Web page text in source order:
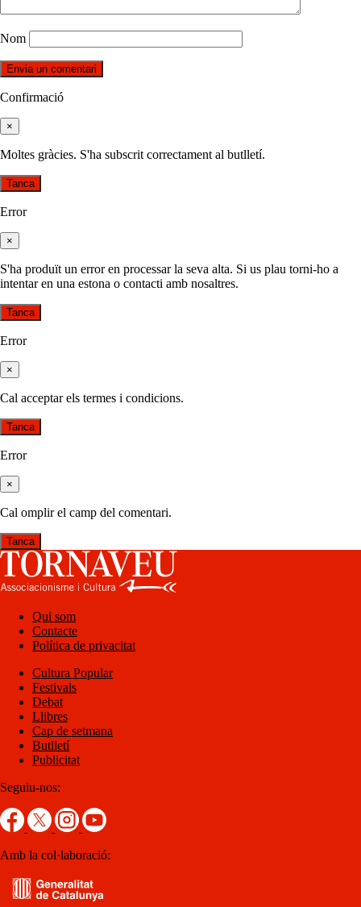
Nom
Confirmació
×
Moltes gràcies. S'ha subscrit correctament al butlletí.
Tanca
Error
×
S'ha produït un error en processar la seva alta. Si us plau torni-ho a
intentar en una estona o contacti amb nosaltres.
Tanca
Error
×
Cal acceptar els termes i condicions.
Tanca
Error
×
Cal omplir el camp del comentari.
Tanca
Qui som
Contacte
Política de privacitat
Cultura Popular
Festivals
Debat
Llibres
Cap de setmana
Butlletí
Publicitat
Seguiu-nos:
Amb la col·laboració: